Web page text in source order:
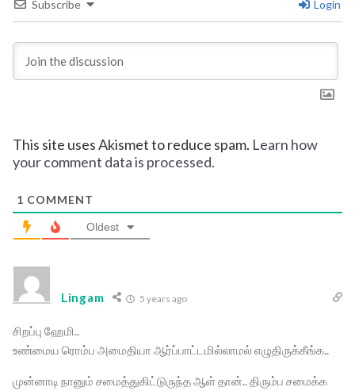
Subscribe Login
This site uses Akismet to reduce spam. Learn how
your comment data is processed.
1 COMMENT
Oldest
Lingam 5 years ago
சிறப்பு ஹேமி..
உண்மைய ரொம்ப அமைதியா ஆர்ப்பாட்டமில்லாமல் எழுதிருக்கீங்க..
முன்னாடி நானும் சமைத்துகிட்டுருந்த ஆள் தான்.. திரும்ப சமைக்க